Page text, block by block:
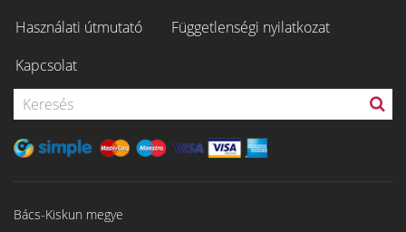
Használati útmutató
Függetlenségi nyilatkozat
Kapcsolat
Bács-Kiskun megye